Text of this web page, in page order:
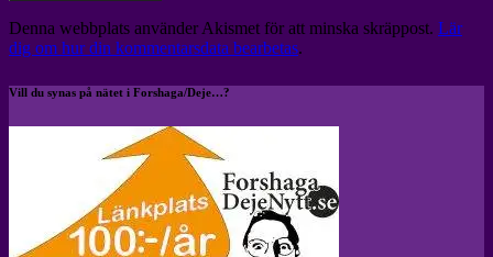
Denna webbplats använder Akismet för att minska skräppost. Lär
dig om hur din kommentarsdata bearbetas.
Vill du synas på nätet i Forshaga/Deje…?